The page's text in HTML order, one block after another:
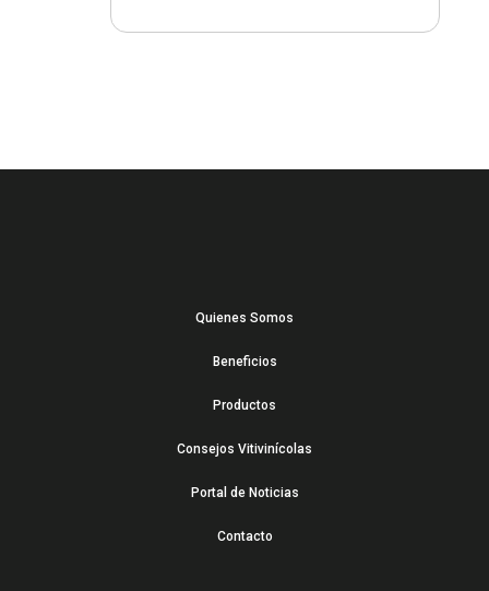
Quienes Somos
Beneficios
Productos
Consejos Vitivinícolas
Portal de Noticias
Contacto